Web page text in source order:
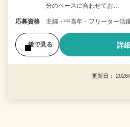
分のペースに合わせてお…
応募資格 主婦・中高年・フリーター活
後で見る 詳
更新日：
1